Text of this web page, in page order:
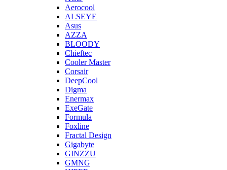
Aerocool
ALSEYE
Asus
AZZA
BLOODY
Chieftec
Cooler Master
Corsair
DeepCool
Digma
Enermax
ExeGate
Formula
Foxline
Fractal Design
Gigabyte
GINZZU
GMNG